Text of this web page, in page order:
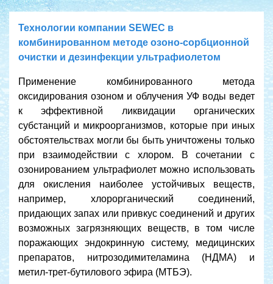
Технологии компании SEWEC в
комбинированном методе озоно-сорбционной
очистки и дезинфекции ультрафиолетом
Применение комбинированного метода
оксидирования озоном и облучения УФ воды ведет
к эффективной ликвидации органических
субстанций и микроорганизмов, которые при иных
обстоятельствах могли бы быть уничтожены только
при взаимодействии с хлором. В сочетании с
озонированием ультрафиолет можно использовать
для окисления наиболее устойчивых веществ,
например, хлорорганический соединений,
придающих запах или привкус соединений и других
возможных загрязняющих веществ, в том числе
поражающих эндокринную систему, медицинских
препаратов, нитрозодимителамина (НДМА) и
метил-трет-бутилового эфира (МТБЭ).